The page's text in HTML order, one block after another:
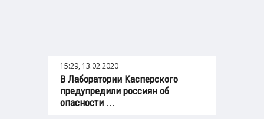
15:29, 13.02.2020
В Лаборатории Касперского
предупредили россиян об
опасности ...